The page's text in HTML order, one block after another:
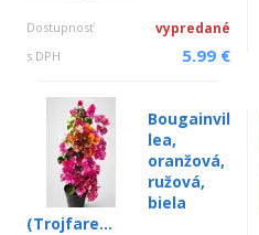
Dostupnosť vypredané
s DPH 5.99 €
Bougainvil
lea,
oranžová,
ružová,
biela
(Trojfare...